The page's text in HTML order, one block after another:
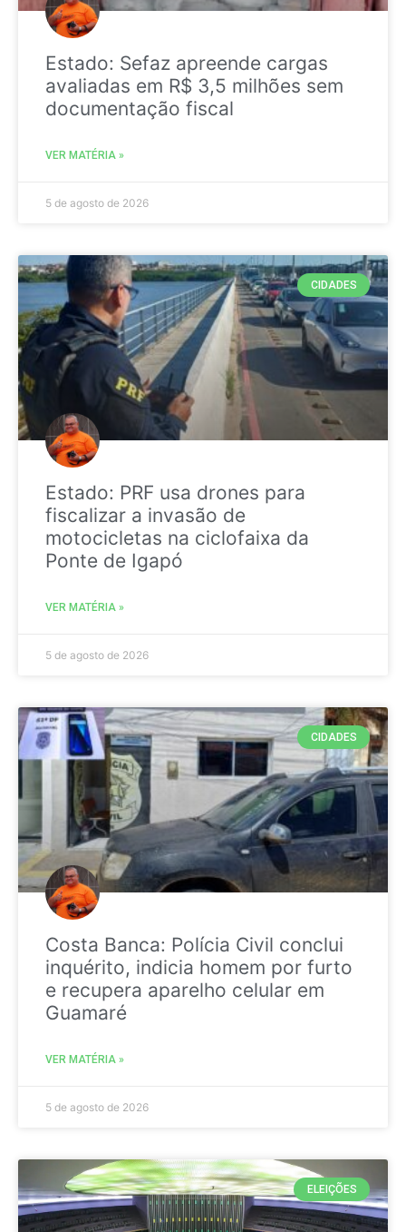
Estado: Sefaz apreende cargas
avaliadas em R$ 3,5 milhões sem
documentação fiscal
VER MATÉRIA »
5 de agosto de 2026
CIDADES
Estado: PRF usa drones para
fiscalizar a invasão de
motocicletas na ciclofaixa da
Ponte de Igapó
VER MATÉRIA »
5 de agosto de 2026
CIDADES
Costa Banca: Polícia Civil conclui
inquérito, indicia homem por furto
e recupera aparelho celular em
Guamaré
VER MATÉRIA »
5 de agosto de 2026
ELEIÇÕES